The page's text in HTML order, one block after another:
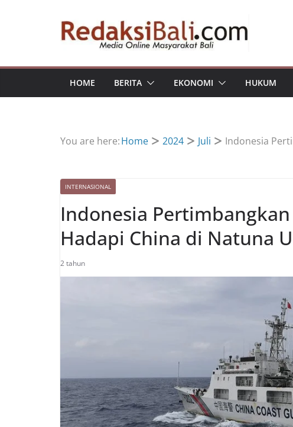
HOME BERITA EKONOMI HUKUM
You are here:Home 2024 Juli Indonesia
INTERNASIONAL
Indonesia
Hadapi China di Natuna
2 tahun